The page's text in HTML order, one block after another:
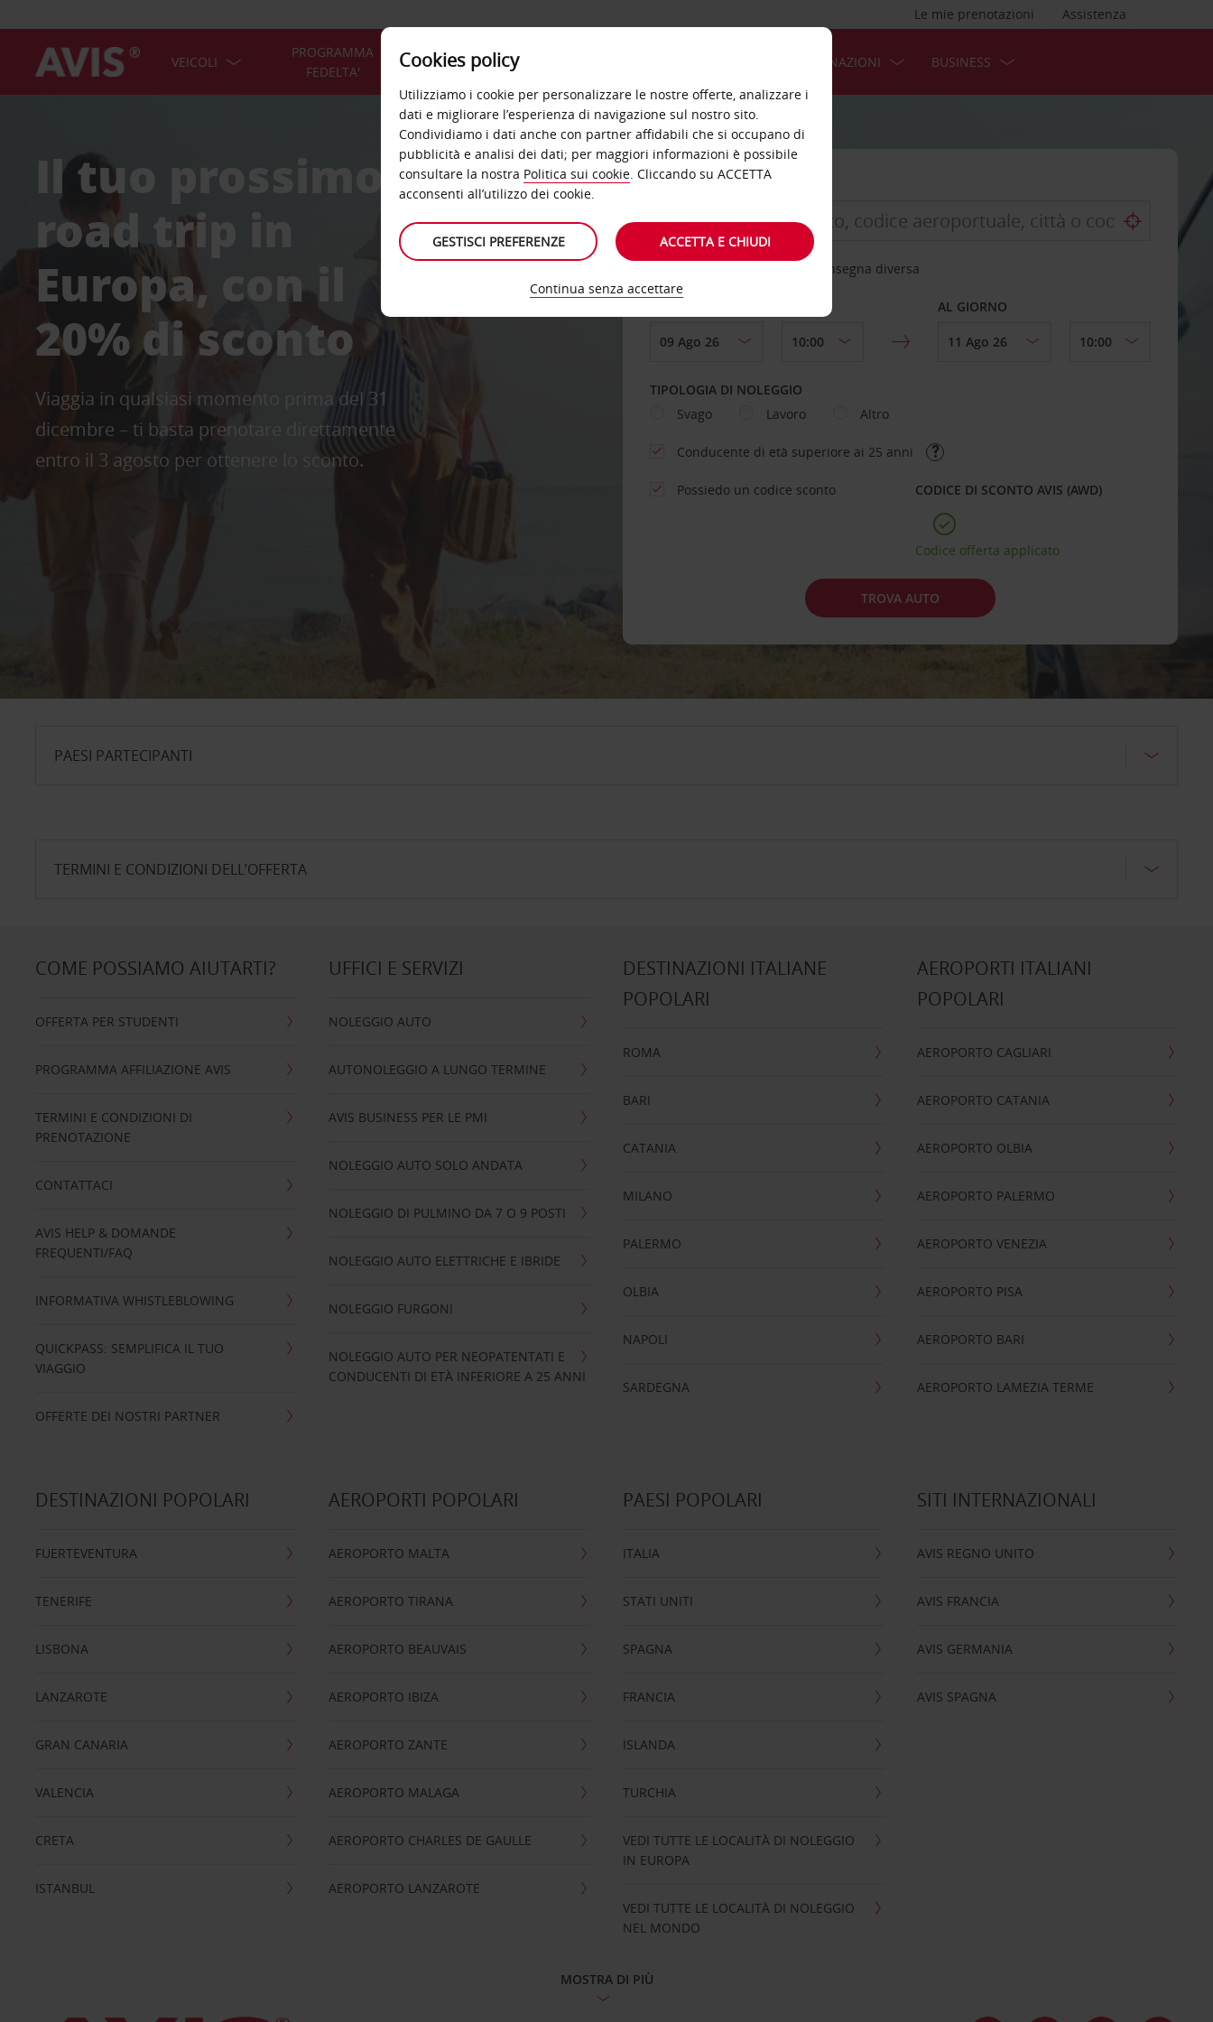
Assistenza
Le mie prenotazioni
VEICOLI
PROGRAMMA
FEDELTA'
OFFERTE DESTINAZIONI BUSINESS
Il tuo prossimo
road trip in
Europa, con il
20% di sconto
Viaggia in qualsiasi momento prima del 31
dicembre – ti basta prenotare direttamente
entro il 3 agosto per ottenere lo sconto.
Scegli una località di riconsegna diversa
AL GIORNO
TIPOLOGIA DI NOLEGGIO
Svago
Lavoro Altro
Conducente di età superiore ai 25 anni
Possiedo un codice sconto CODICE DI SCONTO AVIS (AWD)
Codice offerta applicato
TROVA AUTO
PAESI PARTECIPANTI
TERMINI E CONDIZIONI DELL’OFFERTA
COME POSSIAMO AIUTARTI?
OFFERTA PER STUDENTI
PROGRAMMA AFFILIAZIONE AVIS
TERMINI E CONDIZIONI DI
PRENOTAZIONE
CONTATTACI
AVIS HELP & DOMANDE
FREQUENTI/FAQ
INFORMATIVA WHISTLEBLOWING
QUICKPASS: SEMPLIFICA IL TUO
VIAGGIO
OFFERTE DEI NOSTRI PARTNER
UFFICI E SERVIZI
NOLEGGIO AUTO
AUTONOLEGGIO A LUNGO TERMINE
AVIS BUSINESS PER LE PMI
NOLEGGIO AUTO SOLO ANDATA
NOLEGGIO DI PULMINO DA 7 O 9 POSTI
NOLEGGIO AUTO ELETTRICHE E IBRIDE
NOLEGGIO FURGONI
NOLEGGIO AUTO PER NEOPATENTATI E
CONDUCENTI DI ETÀ INFERIORE A 25 ANNI
DESTINAZIONI ITALIANE
POPOLARI
ROMA
BARI
CATANIA
MILANO
PALERMO
OLBIA
NAPOLI
SARDEGNA
AEROPORTI ITALIANI
POPOLARI
AEROPORTO CAGLIARI
AEROPORTO CATANIA
AEROPORTO OLBIA
AEROPORTO PALERMO
AEROPORTO VENEZIA
AEROPORTO PISA
AEROPORTO BARI
AEROPORTO LAMEZIA TERME
DESTINAZIONI POPOLARI
FUERTEVENTURA
TENERIFE
LISBONA
LANZAROTE
GRAN CANARIA
VALENCIA
CRETA
ISTANBUL
AEROPORTI POPOLARI
AEROPORTO MALTA
AEROPORTO TIRANA
AEROPORTO BEAUVAIS
AEROPORTO IBIZA
AEROPORTO ZANTE
AEROPORTO MALAGA
AEROPORTO CHARLES DE GAULLE
AEROPORTO LANZAROTE
PAESI POPOLARI
ITALIA
STATI UNITI
SPAGNA
FRANCIA
ISLANDA
TURCHIA
VEDI TUTTE LE LOCALITÀ DI NOLEGGIO
IN EUROPA
VEDI TUTTE LE LOCALITÀ DI NOLEGGIO
NEL MONDO
SITI INTERNAZIONALI
AVIS REGNO UNITO
AVIS FRANCIA
AVIS GERMANIA
AVIS SPAGNA
MOSTRA DI PIÙ
Cookies policy
Utilizziamo i cookie per personalizzare le nostre offerte, analizzare i
dati e migliorare l’esperienza di navigazione sul nostro sito.
Condividiamo i dati anche con partner affidabili che si occupano di
pubblicità e analisi dei dati; per maggiori informazioni è possibile
consultare la nostra Politica sui cookie. Cliccando su ACCETTA
acconsenti all’utilizzo dei cookie.
GESTISCI PREFERENZE ACCETTA E CHIUDI
Continua senza accettare